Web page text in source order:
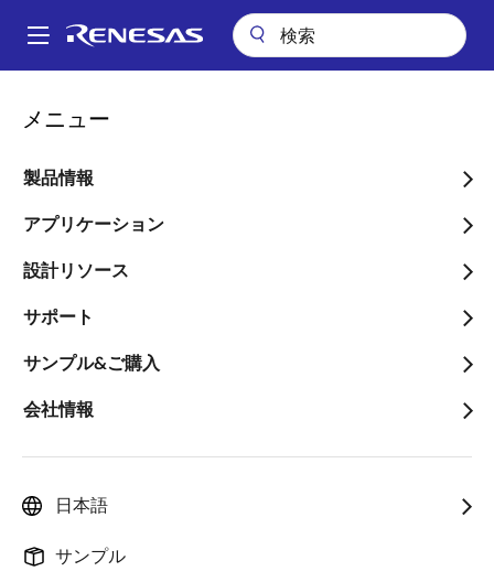
ン
Main
メニュー
製品情報
アプリケーション
設計リソース
サポート
サンプル&ご購入
会社情報
日本語
サンプル
パ
ン
く
ず
Name used to describe Renesas
A
Package code maintained as part of